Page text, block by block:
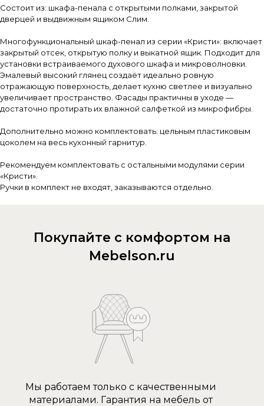
Состоит из: шкафа-пенала с открытыми полками, закрытой
дверцей и выдвижным ящиком Слим.
Многофункциональный шкаф-пенал из серии «Кристи»: включает
закрытый отсек, открытую полку и выкатной ящик. Подходит для
установки встраиваемого духового шкафа и микроволновки.
Эмалевый высокий глянец создаёт идеально ровную
отражающую поверхность, делает кухню светлее и визуально
увеличивает пространство. Фасады практичны в уходе —
достаточно протирать их влажной салфеткой из микрофибры.
Дополнительно можно комплектовать: цельным пластиковым
цоколем на весь кухонный гарнитур.
Рекомендуем комплектовать с остальными модулями серии
«Кристи».
Ручки в комплект не входят, заказываются отдельно.
Покупайте с комфортом на
Mebelson.ru
Мы работаем только с качественными
материалами. Гарантия на мебель от